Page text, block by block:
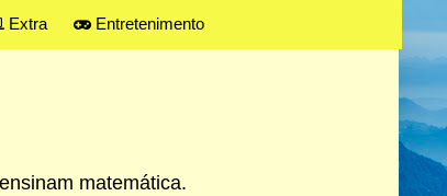
Extra Entretenimento
matemática.